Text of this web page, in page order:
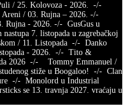
/ 25. Kolovoza - 2026. -/-
/ 03. Rujna – 2026. -/-
Rujna - 2026. -/- GusGus u
7. listopada u zagrebačkoj
/ 11. Listopada -/- Danko
- 2026. -/- Tito &
2026 -/- Tommy Emmanuel /
stiže u Boogaloo! -/- Clan
-/- Monolord u Industrial
se 13. travnja 2027. vraćaju u